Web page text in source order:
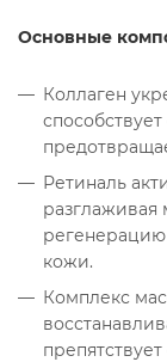
Основные
Коллаген
Ретиналь
регенерацию
кожи.
Комплекс